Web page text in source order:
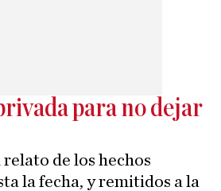
para no dejar
de los hechos
la fecha, y remitidos a la